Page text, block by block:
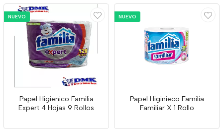
NUEVO
Papel Higienico Familia
Expert 4 Hojas 9 Rollos
NUEVO
Papel Higinieco Familia
Familiar X 1 Rollo